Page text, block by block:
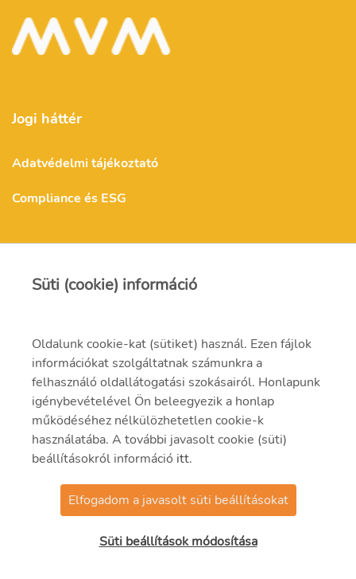
Jogi háttér
Adatvédelmi tájékoztató
Compliance és ESG
H-3271 Visonta, Erőmű utca 11.
+36 (37) 334-000
© 2021 MVM Zrt
Süti (cookie) információ
Oldalunk cookie-kat (sütiket) használ. Ezen fájlok
információkat szolgáltatnak számunkra a
felhasználó oldallátogatási szokásairól. Honlapunk
igénybevételével Ön beleegyezik a honlap
működéséhez nélkülözhetetlen cookie-k
használatába. A további javasolt cookie (süti)
beállításokról információ itt.
Elfogadom a javasolt süti beállításokat
Süti beállítások módosítása